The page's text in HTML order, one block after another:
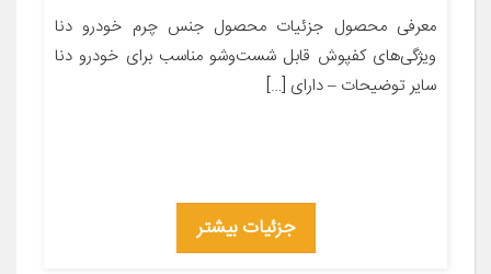
معرفی محصول جزئیات محصول جنس چرم خودرو دنا
ویژگی‌های کفپوش قابل شست‌وشو مناسب برای خودرو دنا
سایر توضیحات – دارای […]
جزئیات بیشتر